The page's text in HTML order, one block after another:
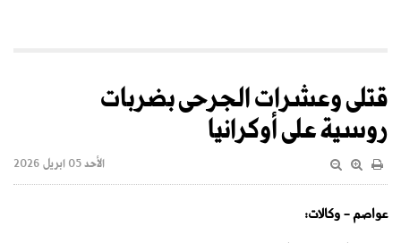
قتلى وعشرات الجرحى بضربات
روسية على أوكرانيا
الأحد 05 ابريل 2026
عواصم - وكالات: